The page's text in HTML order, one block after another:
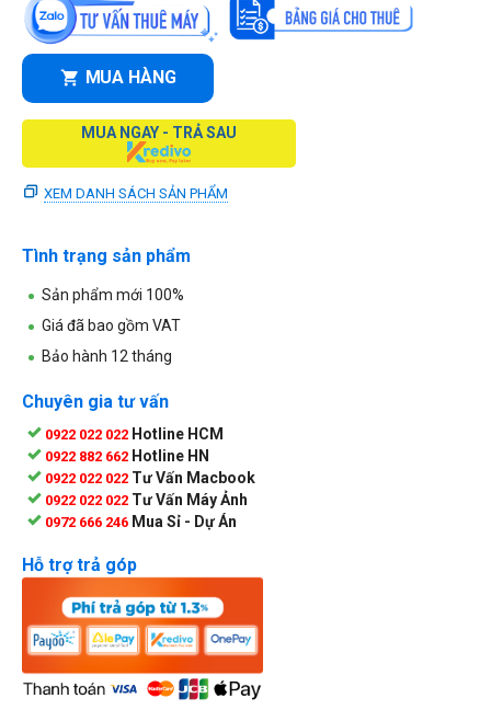
MUA HÀNG
MUA NGAY - TRẢ SAU
XEM DANH SÁCH SẢN PHẨM
Tình trạng sản phẩm
Sản phẩm mới 100%
Giá đã bao gồm VAT
Bảo hành 12 tháng
Chuyên gia tư vấn
0922 022 022 Hotline HCM
0922 882 662 Hotline HN
0922 022 022 Tư Vấn Macbook
0922 022 022 Tư Vấn Máy Ảnh
0972 666 246 Mua Sỉ - Dự Án
Hỗ trợ trả góp